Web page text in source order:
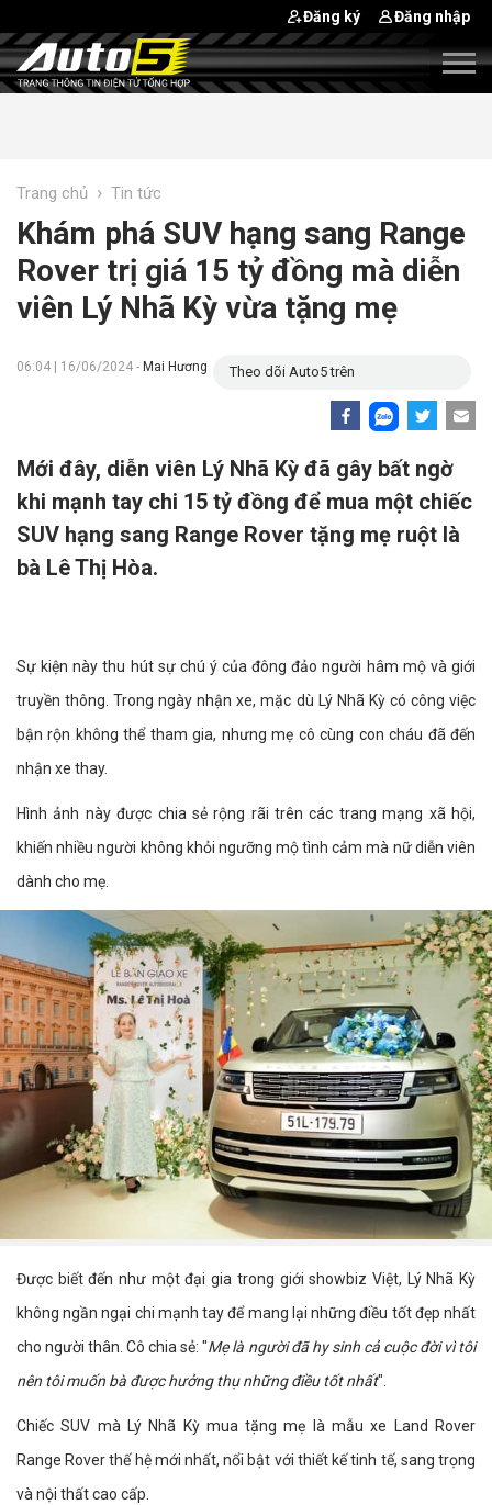
Đăng ký Đăng nhập
Trang chủ › Tin tức
Khám phá SUV hạng sang Range
Rover trị giá 15 tỷ đồng mà diễn
viên Lý Nhã Kỳ vừa tặng mẹ
06:04 | 16/06/2024 - Mai Hương Theo dõi Auto5 trên
Mới đây, diễn viên Lý Nhã Kỳ đã gây bất ngờ
khi mạnh tay chi 15 tỷ đồng để mua một chiếc
SUV hạng sang Range Rover tặng mẹ ruột là
bà Lê Thị Hòa.
Sự kiện này thu hút sự chú ý của đông đảo người hâm mộ và giới
truyền thông. Trong ngày nhận xe, mặc dù Lý Nhã Kỳ có công việc
bận rộn không thể tham gia, nhưng mẹ cô cùng con cháu đã đến
nhận xe thay.
Hình ảnh này được chia sẻ rộng rãi trên các trang mạng xã hội,
khiến nhiều người không khỏi ngưỡng mộ tình cảm mà nữ diễn viên
dành cho mẹ.
Được biết đến như một đại gia trong giới showbiz Việt, Lý Nhã Kỳ
không ngần ngại chi mạnh tay để mang lại những điều tốt đẹp nhất
cho người thân. Cô chia sẻ: "Mẹ là người đã hy sinh cả cuộc đời vì tôi
nên tôi muốn bà được hưởng thụ những điều tốt nhất".
Chiếc SUV mà Lý Nhã Kỳ mua tặng mẹ là mẫu xe Land Rover
Range Rover thế hệ mới nhất, nổi bật với thiết kế tinh tế, sang trọng
và nội thất cao cấp.